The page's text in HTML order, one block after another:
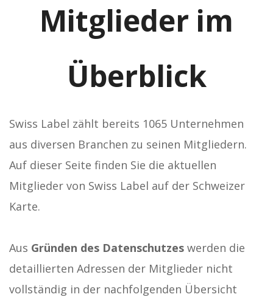
Mitglieder im
Überblick
Swiss Label zählt bereits 1065 Unternehmen
aus diversen Branchen zu seinen Mitgliedern.
Auf dieser Seite finden Sie die aktuellen
Mitglieder von Swiss Label auf der Schweizer
Karte.
Aus Gründen des Datenschutzes werden die
detaillierten Adressen der Mitglieder nicht
vollständig in der nachfolgenden Übersicht